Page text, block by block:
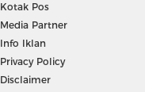
Kotak Pos
Media Partner
Info Iklan
Privacy Policy
Disclaimer